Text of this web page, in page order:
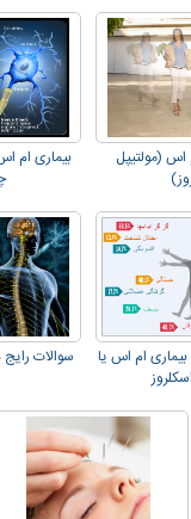
اس (مولتیپل
بیماری ام
بیماری ام اس یا
سوالات رایج